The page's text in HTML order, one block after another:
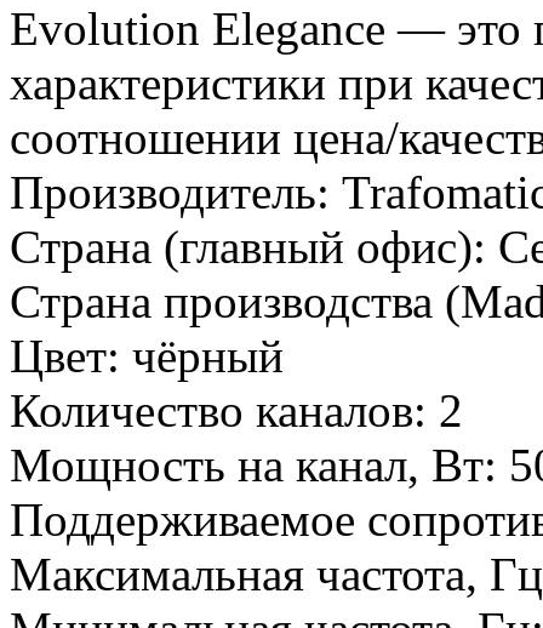
Evolution Elegance — это
характеристики при
соотношении цена/
Производитель:
Страна (главный офис):
Страна производства
Цвет: чёрный
Количество каналов: 2
Мощность на канал, Вт:
Поддерживаемое
Максимальная частота,